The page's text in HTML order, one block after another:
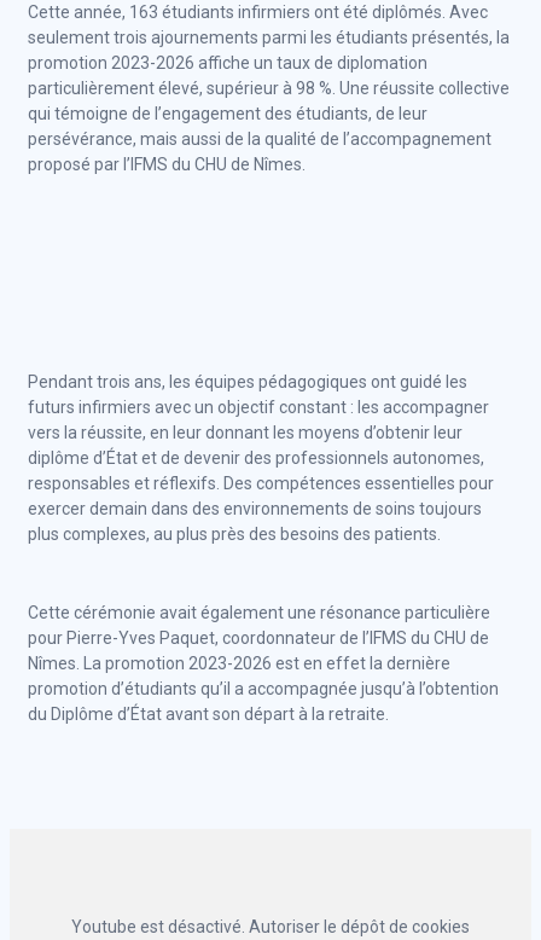
Cette année, 163 étudiants infirmiers ont été diplômés. Avec
seulement trois ajournements parmi les étudiants présentés, la
promotion 2023-2026 affiche un taux de diplomation
particulièrement élevé, supérieur à 98 %. Une réussite collective
qui témoigne de l’engagement des étudiants, de leur
persévérance, mais aussi de la qualité de l’accompagnement
proposé par l’IFMS du CHU de Nîmes.
Pendant trois ans, les équipes pédagogiques ont guidé les
futurs infirmiers avec un objectif constant : les accompagner
vers la réussite, en leur donnant les moyens d’obtenir leur
diplôme d’État et de devenir des professionnels autonomes,
responsables et réflexifs. Des compétences essentielles pour
exercer demain dans des environnements de soins toujours
plus complexes, au plus près des besoins des patients.
Cette cérémonie avait également une résonance particulière
pour Pierre-Yves Paquet, coordonnateur de l’IFMS du CHU de
Nîmes. La promotion 2023-2026 est en effet la dernière
promotion d’étudiants qu’il a accompagnée jusqu’à l’obtention
du Diplôme d’État avant son départ à la retraite.
Youtube est désactivé. Autoriser le dépôt de cookies